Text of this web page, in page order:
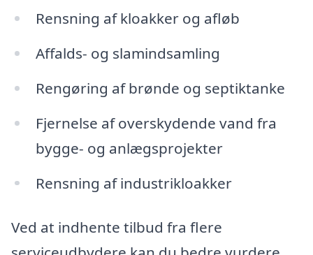
Rensning af kloakker og afløb
Affalds- og slamindsamling
Rengøring af brønde og septiktanke
Fjernelse af overskydende vand fra
bygge- og anlægsprojekter
Rensning af industrikloakker
Ved at indhente tilbud fra flere